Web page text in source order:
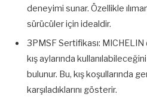
deneyimi sunar. Özellikle
sürücüler için idealdir.
3PMSF Sertifikası:
kış aylarında
bulunur. Bu, kış koşullarında
karşıladıklarını gösterir.